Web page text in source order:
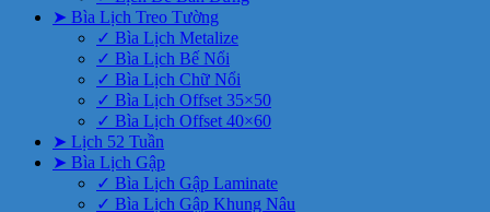
➤ Bìa Lịch Treo Tường
✓ Bìa Lịch Metalize
✓ Bìa Lịch Bế Nổi
✓ Bìa Lịch Chữ Nổi
✓ Bìa Lịch Offset 35×50
✓ Bìa Lịch Offset 40×60
➤ Lịch 52 Tuần
➤ Bìa Lịch Gập
✓ Bìa Lịch Gập Laminate
✓ Bìa Lịch Gập Khung Nâu